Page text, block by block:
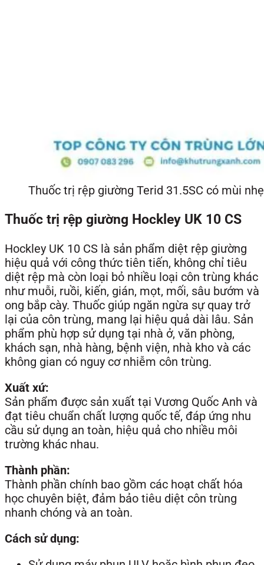
Thuốc trị rệp giường Terid 31.5SC có mùi
Thuốc trị rệp giường Hockley UK 10 CS
Hockley UK 10 CS là sản phẩm diệt rệp giường
hiệu quả với công thức tiên tiến, không chỉ tiêu
diệt rệp mà còn loại bỏ nhiều loại côn trùng khác
như muỗi, ruồi, kiến, gián, mọt, mối, sâu bướm và
ong bắp cày. Thuốc giúp ngăn ngừa sự quay trở
lại của côn trùng, mang lại hiệu quả dài lâu. Sản
phẩm phù hợp sử dụng tại nhà ở, văn phòng,
khách sạn, nhà hàng, bệnh viện, nhà kho và các
không gian có nguy cơ nhiễm côn trùng.
Xuất xứ:
Sản phẩm được sản xuất tại Vương Quốc Anh và
đạt tiêu chuẩn chất lượng quốc tế, đáp ứng nhu
cầu sử dụng an toàn, hiệu quả cho nhiều môi
trường khác nhau.
Thành phần:
Thành phần chính bao gồm các hoạt chất hóa
học chuyên biệt, đảm bảo tiêu diệt côn trùng
nhanh chóng và an toàn.
Cách sử dụng: